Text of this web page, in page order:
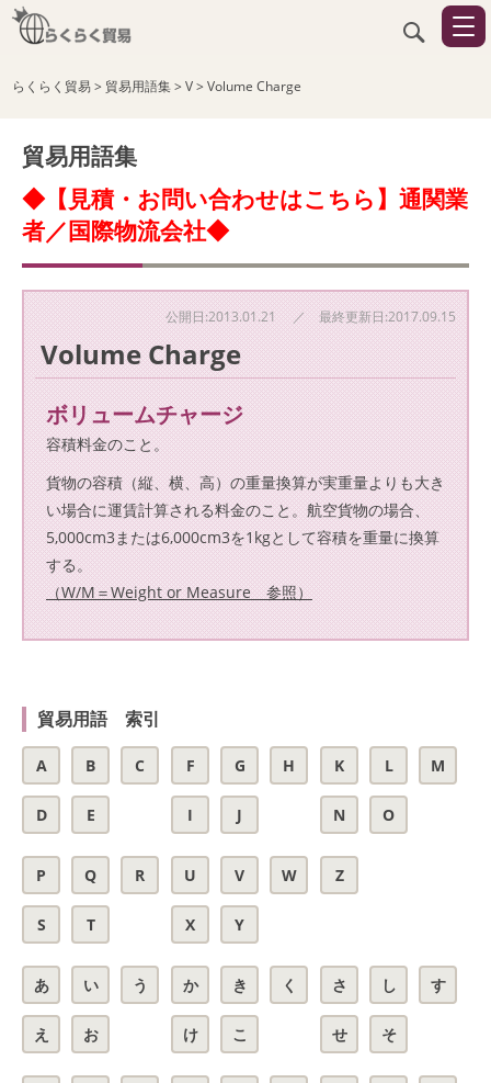
らくらく貿易> 貿易用語集>V>Volume Charge
貿易用語集
◆【見積・お問い合わせはこちら】通関業
者／国際物流会社◆
公開日:2013.01.21 ／ 最終更新日:2017.09.15
Volume Charge
ボリュームチャージ
容積料金のこと。
貨物の容積（縦、横、高）の重量換算が実重量よりも大き
い場合に運賃計算される料金のこと。航空貨物の場合、
5,000cm3または6,000cm3を1kgとして容積を重量に換算
する。
（W/M＝Weight or Measure 参照）
貿易用語 索引
A B C
D E
F G H
I J
K L M
N O
P Q R
S T
U V W
X Y
Z
あ い う
え お
か き く
け こ
さ し す
せ そ